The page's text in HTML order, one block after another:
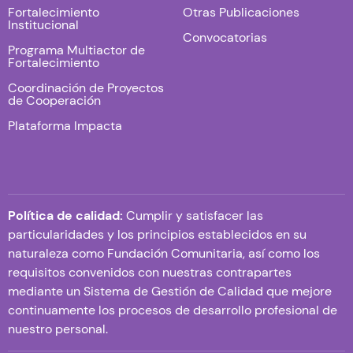
Fortalecimiento
Institucional
Programa Multiactor de
Fortalecimiento
Coordinación de Proyectos
de Cooperación
Plataforma Impacta
Otras Publicaciones
Convocatorias
Política de calidad: Cumplir y satisfacer las
particularidades y los principios establecidos en su
naturaleza como Fundación Comunitaria, así como los
requisitos convenidos con nuestras contrapartes
mediante un Sistema de Gestión de Calidad que mejore
continuamente los procesos de desarrollo profesional de
nuestro personal.